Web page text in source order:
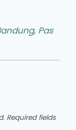
Pas
Required fields